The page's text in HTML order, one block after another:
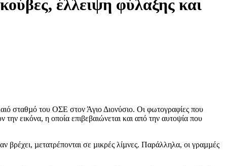
έλλειψη φύλαξης και
σταθµό του ΟΣΕ στον Άγιο Διονύσιο. Οι φωτογραφίες που
εικόνα, η οποία επιβεβαιώνεται και από την αυτοψία που
µετατρέπονται σε µικρές λίµνες. Παράλληλα, οι γραµµές